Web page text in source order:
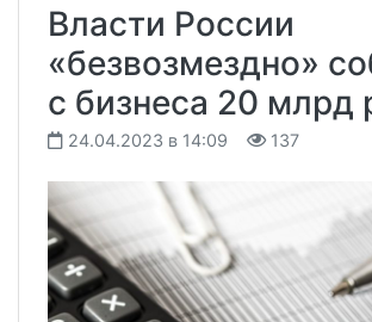
Власти России
«безвозмездно»
с бизнеса 20 млрд
24.04.2023 в 14:09 137